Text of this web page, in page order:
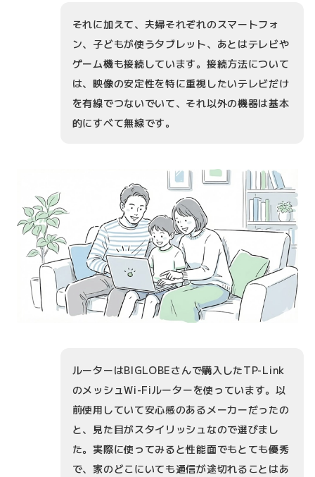
それに加えて、夫婦それぞれのスマートフォ
ン、子どもが使うタブレット、あとはテレビや
ゲーム機も接続しています。接続方法について
は、映像の安定性を特に重視したいテレビだけ
を有線でつないでいて、それ以外の機器は基本
的にすべて無線です。
ルーターはBIGLOBEさんで購入したTP-Link
のメッシュWi-Fiルーターを使っています。以
前使用していて安心感のあるメーカーだったの
と、見た目がスタイリッシュなので選びまし
た。実際に使ってみると性能面でもとても優秀
で、家のどこにいても通信が途切れることはあ